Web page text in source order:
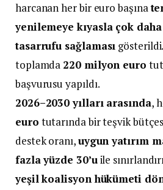
harcanan her bir euro başına
yenilemeye kıyasla çok daha
tasarrufu sağlaması
toplamda 220 milyon euro
başvurusu yapıldı.
2026–2030 yılları arasında,
euro tutarında bir teşvik
destek oranı,uygun yatırım
fazla yüzde 30’uile
yeşil koalisyon hükümeti